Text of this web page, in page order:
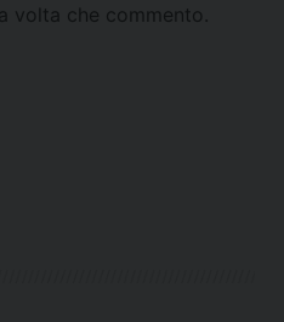
volta che commento.